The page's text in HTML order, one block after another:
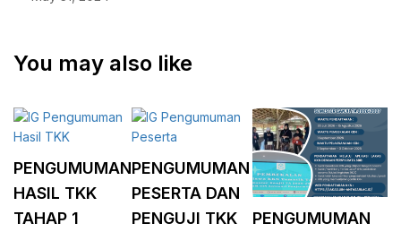
You may also like
PENGUMUMAN
HASIL TKK
TAHAP 1
PENGUMUMAN
PESERTA DAN
PENGUJI TKK
PENGUMUMAN